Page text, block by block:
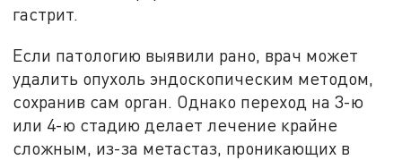
гастрит.
Если патологию выявили рано, врач может
удалить опухоль эндоскопическим методом,
сохранив сам орган. Однако переход на 3-ю
или 4-ю стадию делает лечение крайне
сложным, из-за метастаз, проникающих в